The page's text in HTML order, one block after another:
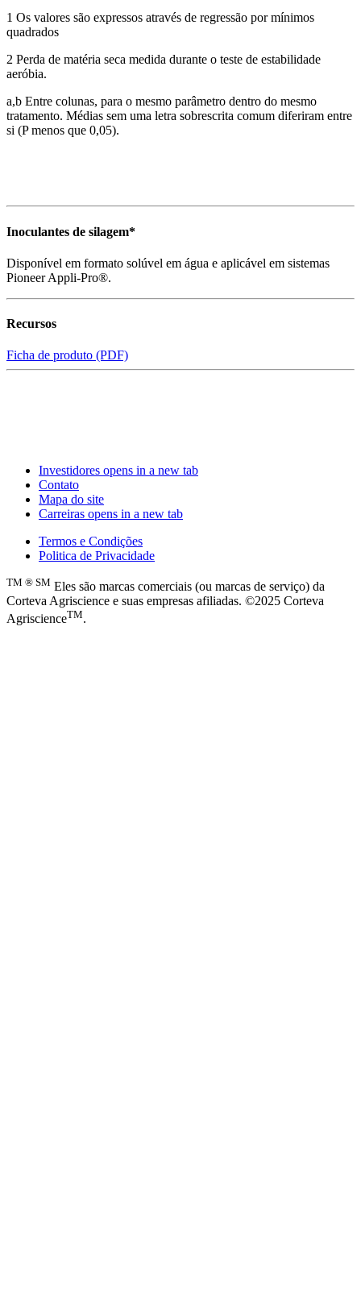
1 Os valores são expressos através de regressão por mínimos
quadrados
2 Perda de matéria seca medida durante o teste de estabilidade
aeróbia.
a,b Entre colunas, para o mesmo parâmetro dentro do mesmo
tratamento. Médias sem uma letra sobrescrita comum diferiram entre
si (P menos que 0,05).
Inoculantes de silagem*
Disponível em formato solúvel em água e aplicável em sistemas
Pioneer Appli-Pro®.
Recursos
Ficha de produto (PDF)
Investidores opens in a new tab
Contato
Mapa do site
Carreiras opens in a new tab
Termos e Condições
Politica de Privacidade
TM ® SM Eles são marcas comerciais (ou marcas de serviço) da
Corteva Agriscience e suas empresas afiliadas. ©2025 Corteva
AgriscienceTM.